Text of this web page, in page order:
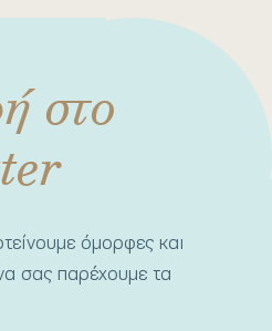
στο
όμορφες και
σας παρέχουμε τα